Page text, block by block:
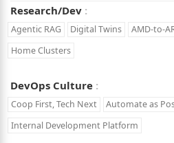
Research/Dev
Keywords:
Agentic RAG Digital Twins AMD-to-
Home Clusters
DevOps Culture
Keywords:
Coop First, Tech Next
Automate as
Internal Development Platform